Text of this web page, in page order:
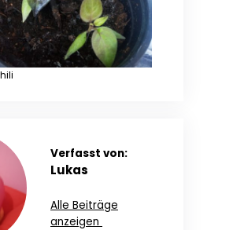
Verfasst von:
Lukas
Alle Beiträge
anzeigen